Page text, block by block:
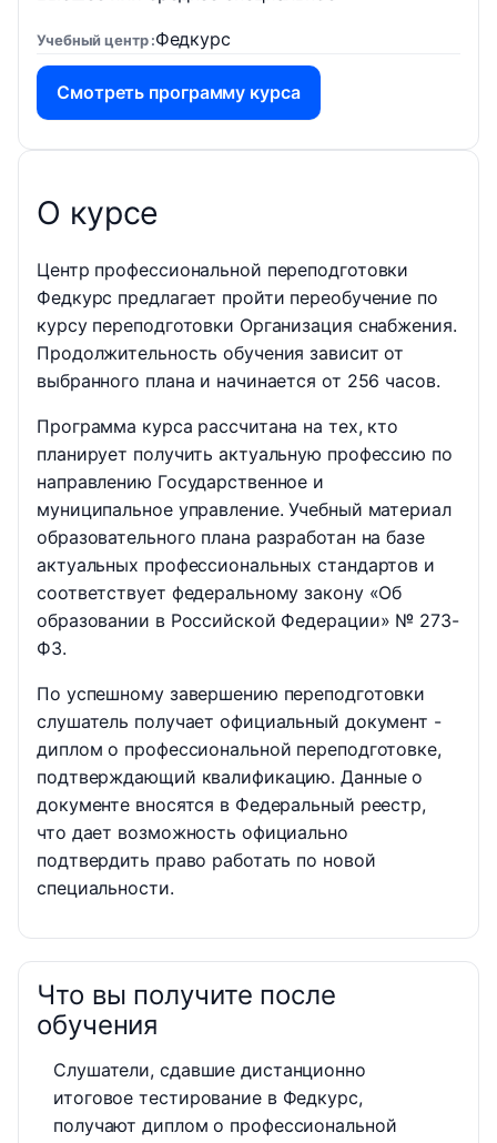
Учебный центр Федкурс
Смотреть программу курса
О курсе
Центр профессиональной переподготовки
Федкурс предлагает пройти переобучение по
курсу переподготовки Организация снабжения.
Продолжительность обучения зависит от
выбранного плана и начинается от 256 часов.
Программа курса рассчитана на тех, кто
планирует получить актуальную профессию по
направлению Государственное и
муниципальное управление. Учебный материал
образовательного плана разработан на базе
актуальных профессиональных стандартов и
соответствует федеральному закону «Об
образовании в Российской Федерации» № 273-
ФЗ.
По успешному завершению переподготовки
слушатель получает официальный документ -
диплом о профессиональной переподготовке,
подтверждающий квалификацию. Данные о
документе вносятся в Федеральный реестр,
что дает возможность официально
подтвердить право работать по новой
специальности.
Что вы получите после
обучения
Слушатели, сдавшие дистанционно
итоговое тестирование в Федкурс,
получают диплом о профессиональной